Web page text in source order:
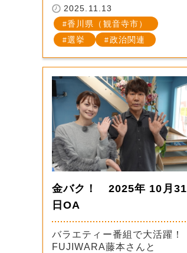
2025.11.13
香川県（観音寺市）
選挙
政治関連
金バク！ 2025年 10月31
日OA
バラエティー番組で大活躍！
FUJIWARA藤本さんと